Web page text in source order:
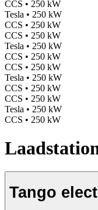
CCS • 250 kW
Tesla • 250 kW
CCS • 250 kW
CCS • 250 kW
Tesla • 250 kW
CCS • 250 kW
CCS • 250 kW
Tesla • 250 kW
CCS • 250 kW
CCS • 250 kW
Tesla • 250 kW
CCS • 250 kW
Tango